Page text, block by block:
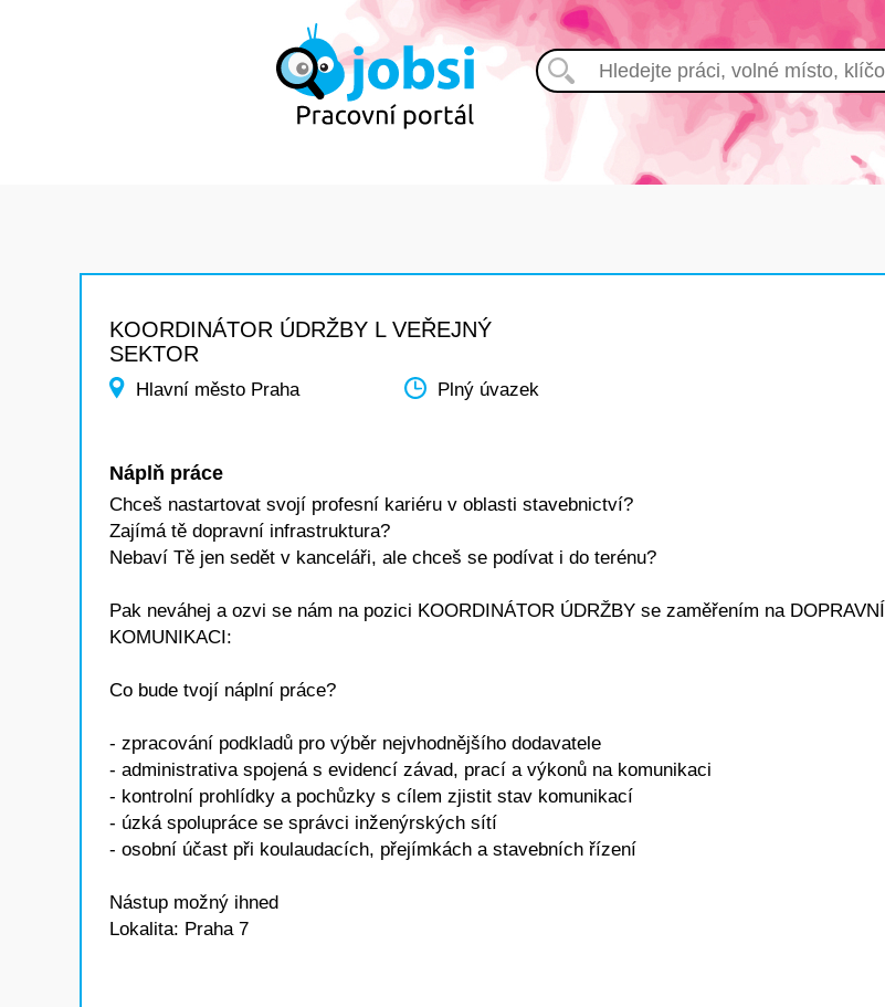
KOORDINÁTOR ÚDRŽBY L VEŘEJNÝ
SEKTOR
Hlavní město Praha Plný úvazek
Náplň práce
Chceš nastartovat svojí profesní kariéru v oblasti stavebnictví?
Zajímá tě dopravní infrastruktura?
Nebaví Tě jen sedět v kanceláři, ale chceš se podívat i do terénu?
Pak neváhej a ozvi se nám na pozici KOORDINÁTOR ÚDRŽBY se zaměřením na DOPRAVNÍ
KOMUNIKACI:
Co bude tvojí náplní práce?
- zpracování podkladů pro výběr nejvhodnějšího dodavatele
- administrativa spojená s evidencí závad, prací a výkonů na komunikaci
- kontrolní prohlídky a pochůzky s cílem zjistit stav komunikací
- úzká spolupráce se správci inženýrských sítí
- osobní účast při koulaudacích, přejímkách a stavebních řízení
Nástup možný ihned
Lokalita: Praha 7